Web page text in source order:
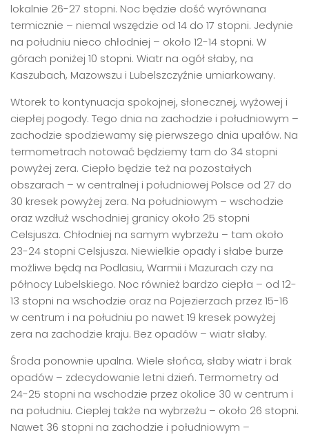
lokalnie 26-27 stopni. Noc będzie dość wyrównana
termicznie – niemal wszędzie od 14 do 17 stopni. Jedynie
na południu nieco chłodniej – około 12-14 stopni. W
górach poniżej 10 stopni. Wiatr na ogół słaby, na
Kaszubach, Mazowszu i Lubelszczyźnie umiarkowany.
Wtorek to kontynuacja spokojnej, słonecznej, wyżowej i
ciepłej pogody. Tego dnia na zachodzie i południowym –
zachodzie spodziewamy się pierwszego dnia upałów. Na
termometrach notować będziemy tam do 34 stopni
powyżej zera. Ciepło będzie też na pozostałych
obszarach – w centralnej i południowej Polsce od 27 do
30 kresek powyżej zera. Na południowym – wschodzie
oraz wzdłuż wschodniej granicy około 25 stopni
Celsjusza. Chłodniej na samym wybrzeżu – tam około
23-24 stopni Celsjusza. Niewielkie opady i słabe burze
możliwe będą na Podlasiu, Warmii i Mazurach czy na
północy Lubelskiego. Noc również bardzo ciepła – od 12-
13 stopni na wschodzie oraz na Pojezierzach przez 15-16
w centrum i na południu po nawet 19 kresek powyżej
zera na zachodzie kraju. Bez opadów – wiatr słaby.
Środa ponownie upalna. Wiele słońca, słaby wiatr i brak
opadów – zdecydowanie letni dzień. Termometry od
24-25 stopni na wschodzie przez okolice 30 w centrum i
na południu. Cieplej także na wybrzeżu – około 26 stopni.
Nawet 36 stopni na zachodzie i południowym –